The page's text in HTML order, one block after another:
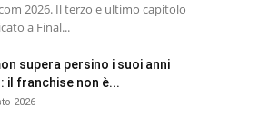
2026. Il terzo e ultimo capitolo
a Final...
supera persino i suoi anni
il franchise non è...
2026